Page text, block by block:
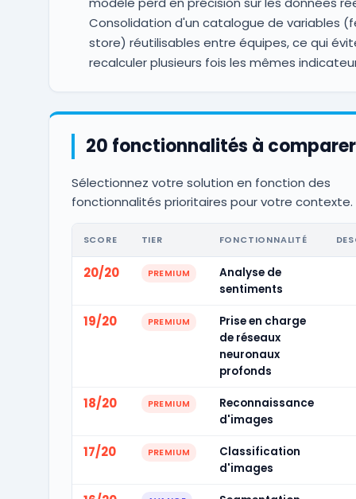
Consolidation d'un catalogue de variables
store) réutilisables entre équipes, ce qui
recalculer plusieurs fois les mêmes
20 fonctionnalités à comparer
Sélectionnez votre solution en fonction des
fonctionnalités prioritaires pour votre contexte.
SCORE TIER FONCTIONNALITÉ
20/20 PREMIUM
Analyse de
sentiments
19/20 PREMIUM
Prise en charge
de réseaux
neuronaux
profonds
18/20 PREMIUM
Reconnaissance
d'images
17/20 PREMIUM
Classification
d'images